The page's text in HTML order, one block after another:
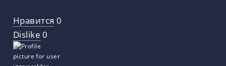
Нравится 0
Dislike 0